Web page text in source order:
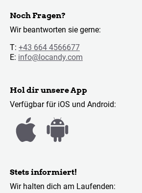
Noch Fragen?
Wir beantworten sie gerne:
T: +43 664 4566677
E: info@locandy.com
Hol dir unsere App
Verfügbar für iOS und Android:
Stets informiert!
Wir halten dich am Laufenden: